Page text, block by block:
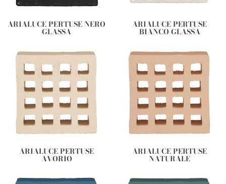
ARIALUCE PERTUSE NERO
GLASSA
ARIALUCE PERTUSE
BIANCO GLASSA
ARIALUCE PERTUSE
AVORIO
ARIALUCE PERTUSE
NATURALE